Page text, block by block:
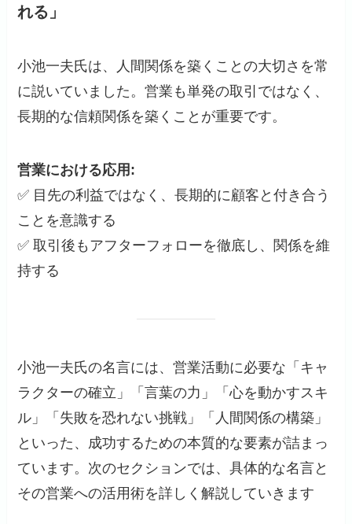
れる」
小池一夫氏は、人間関係を築くことの大切さを常
に説いていました。営業も単発の取引ではなく、
長期的な信頼関係を築くことが重要です。
営業における応用:
✅ 目先の利益ではなく、長期的に顧客と付き合う
ことを意識する
✅ 取引後もアフターフォローを徹底し、関係を維
持する
小池一夫氏の名言には、営業活動に必要な「キャ
ラクターの確立」「言葉の力」「心を動かすスキ
ル」「失敗を恐れない挑戦」「人間関係の構築」
といった、成功するための本質的な要素が詰まっ
ています。次のセクションでは、具体的な名言と
その営業への活用術を詳しく解説していきます